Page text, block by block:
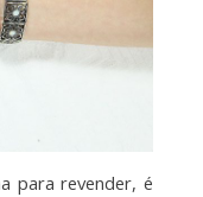
para revender, é